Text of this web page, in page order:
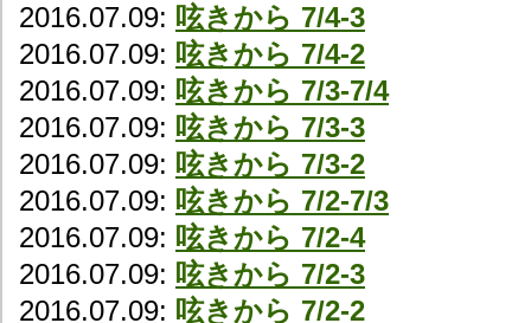
2016.07.09: 呟きから 7/4-3
2016.07.09: 呟きから 7/4-2
2016.07.09: 呟きから 7/3-7/4
2016.07.09: 呟きから 7/3-3
2016.07.09: 呟きから 7/3-2
2016.07.09: 呟きから 7/2-7/3
2016.07.09: 呟きから 7/2-4
2016.07.09: 呟きから 7/2-3
2016.07.09: 呟きから 7/2-2